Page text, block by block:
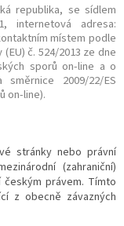
republika, se sídlem
internetová adresa:
místem podle
č. 524/2013 ze dne
sporů on-line a o
2009/22/ES
on-line).
stránky nebo právní
(zahraniční)
právem. Tímto
z obecně závazných